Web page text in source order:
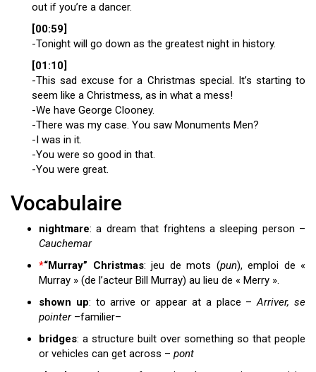
out if you’re a dancer.
[00:59]
-Tonight will go down as the greatest night in history.
[01:10]
-This sad excuse for a Christmas special. It’s starting to
seem like a Christmess, as in what a mess!
-We have George Clooney.
-There was my case. You saw Monuments Men?
-I was in it.
-You were so good in that.
-You were great.
Vocabulaire
nightmare: a dream that frightens a sleeping person –
Cauchemar
*“Murray” Christmas: jeu de mots (pun), emploi de «
Murray » (de l’acteur Bill Murray) au lieu de « Merry ».
shown up: to arrive or appear at a place –Arriver, se
pointer–familier–
bridges: a structure built over something so that people
or vehicles can get across – pont